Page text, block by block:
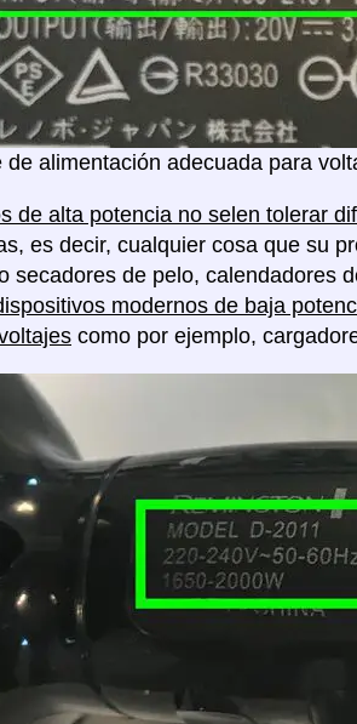
de alimentación adecuada para
de alta potencia no selen tolerar
es decir, cualquier cosa que su
secadores de pelo, calendadores
modernos de baja
como por ejemplo,